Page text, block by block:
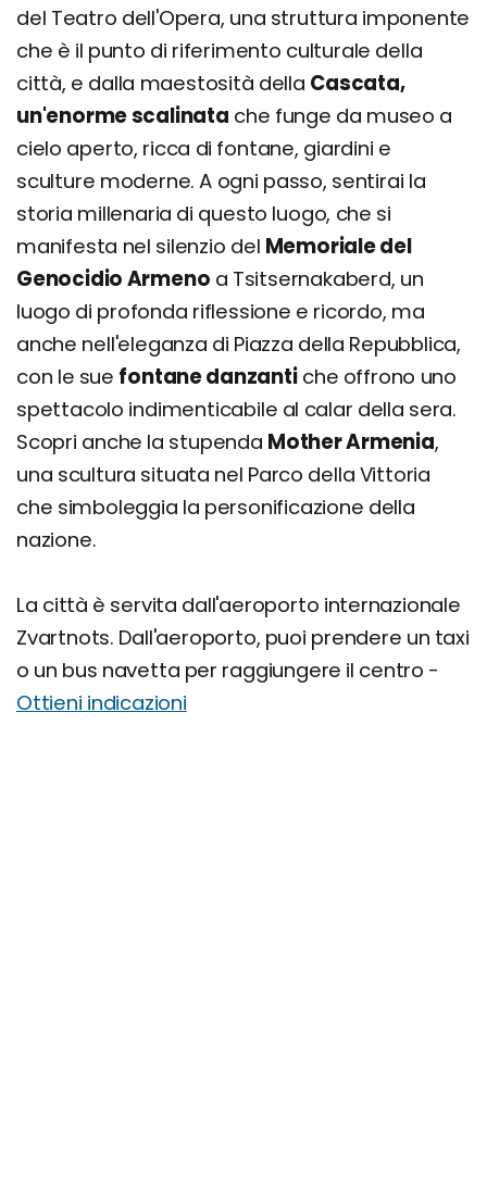
del Teatro dell'Opera, una struttura imponente
che è il punto di riferimento culturale della
città, e dalla maestosità della Cascata,
un'enorme scalinata che funge da museo a
cielo aperto, ricca di fontane, giardini e
sculture moderne. A ogni passo, sentirai la
storia millenaria di questo luogo, che si
manifesta nel silenzio del Memoriale del
Genocidio Armeno a Tsitsernakaberd, un
luogo di profonda riflessione e ricordo, ma
anche nell'eleganza di Piazza della Repubblica,
con le sue fontane danzantiche offrono uno
spettacolo indimenticabile al calar della sera.
Scopri anche la stupenda Mother Armenia,
una scultura situata nel Parco della Vittoria
che simboleggia la personificazione della
nazione.
La città è servita dall'aeroporto internazionale
Zvartnots. Dall'aeroporto, puoi prendere un taxi
o un bus navetta per raggiungere il centro -
Ottieni indicazioni